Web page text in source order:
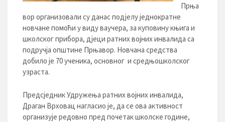
Прња
вор организовали су данас подјелу једнократне
новчане помоћи у виду ваучера, за куповину књига и
школског прибора, дјеци ратних војних инвалида са
подручја општине Прњавор. Новчана средства
добило је 70 ученика, основног и средњошколског
узраста.
Предсједник Удружења ратних војних инвалида,
Драган Врховац нагласио је, да се ова активност
организује редовно пред почетак школске године,